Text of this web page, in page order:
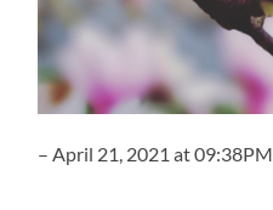
– April 21, 2021 at 09:38PM